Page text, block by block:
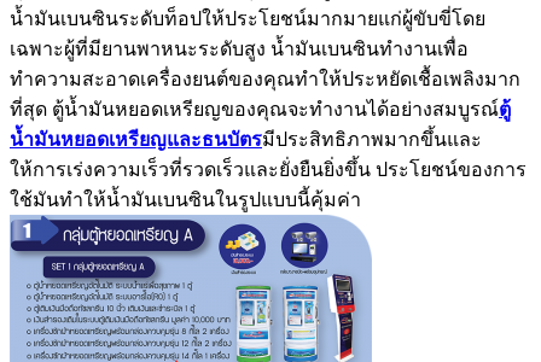
น้ำมันเบนซินระดับท็อปให้ประโยชน์มากมายแก่ผู้ขับขี่โดย
เฉพาะผู้ที่มียานพาหนะระดับสูง น้ำมันเบนซินทำงานเพื่อ
ทำความสะอาดเครื่องยนต์ของคุณทำให้ประหยัดเชื้อเพลิงมาก
ที่สุด ตู้น้ำมันหยอดเหรียญของคุณจะทำงานได้อย่างสมบูรณ์ตู้
น้ำมันหยอดเหรียญและธนบัตรมีประสิทธิภาพมากขึ้นและ
ให้การเร่งความเร็วที่รวดเร็วและยั่งยืนยิ่งขึ้น ประโยชน์ของการ
ใช้มันทำให้น้ำมันเบนซินในรูปแบบนี้คุ้มค่า